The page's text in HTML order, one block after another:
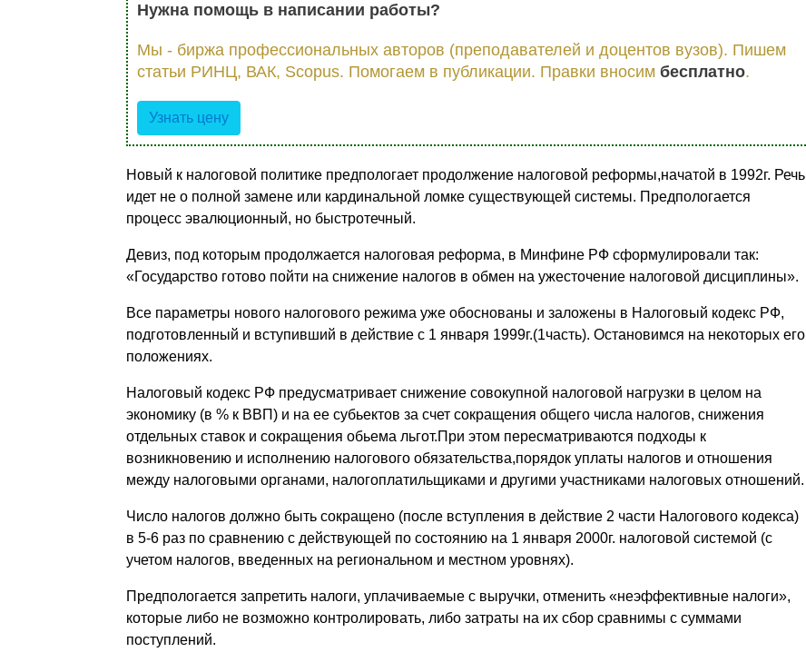
Нужна помощь в написании работы?
Мы - биржа профессиональных авторов (преподавателей и доцентов вузов). Пишем
статьи РИНЦ, ВАК, Scopus. Помогаем в публикации. Правки вносим бесплатно.
Узнать цену
Новый к налоговой политике предпологает продолжение налоговой реформы,начатой в 1992г. Речь
идет не о полной замене или кардинальной ломке существующей системы. Предпологается
процесс эвалюционный, но быстротечный.
Девиз, под которым продолжается налоговая реформа, в Минфине РФ сформулировали так:
«Государство готово пойти на снижение налогов в обмен на ужесточение налоговой дисциплины».
Все параметры нового налогового режима уже обоснованы и заложены в Налоговый кодекс РФ,
подготовленный и вступивший в действие с 1 января 1999г.(1часть). Остановимся на некоторых его
положениях.
Налоговый кодекс РФ предусматривает снижение совокупной налоговой нагрузки в целом на
экономику (в % к ВВП) и на ее субьектов за счет сокращения общего числа налогов, снижения
отдельных ставок и сокращения обьема льгот.При этом пересматриваются подходы к
возникновению и исполнению налогового обязательства,порядок уплаты налогов и отношения
между налоговыми органами, налогоплатильщиками и другими участниками налоговых отношений.
Число налогов должно быть сокращено (после вступления в действие 2 части Налогового кодекса)
в 5-6 раз по сравнению с действующей по состоянию на 1 января 2000г. налоговой системой (с
учетом налогов, введенных на региональном и местном уровнях).
Предпологается запретить налоги, уплачиваемые с выручки, отменить «неэффективные налоги»,
которые либо не возможно контролировать, либо затраты на их сбор сравнимы с суммами
поступлений.